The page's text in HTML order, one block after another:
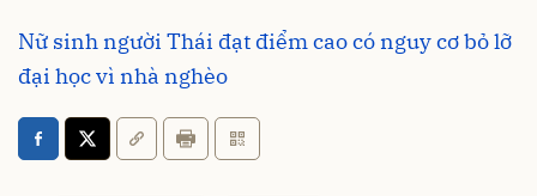
Nữ sinh người Thái đạt điểm cao có nguy cơ bỏ lỡ
đại học vì nhà nghèo